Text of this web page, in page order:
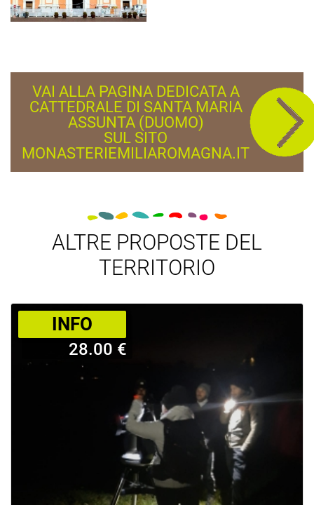
VAI ALLA PAGINA DEDICATA A
CATTEDRALE DI SANTA MARIA
ASSUNTA (DUOMO)
SUL SITO
MONASTERIEMILIAROMAGNA.IT
ALTRE PROPOSTE DEL
TERRITORIO
­INFO
28.00 €